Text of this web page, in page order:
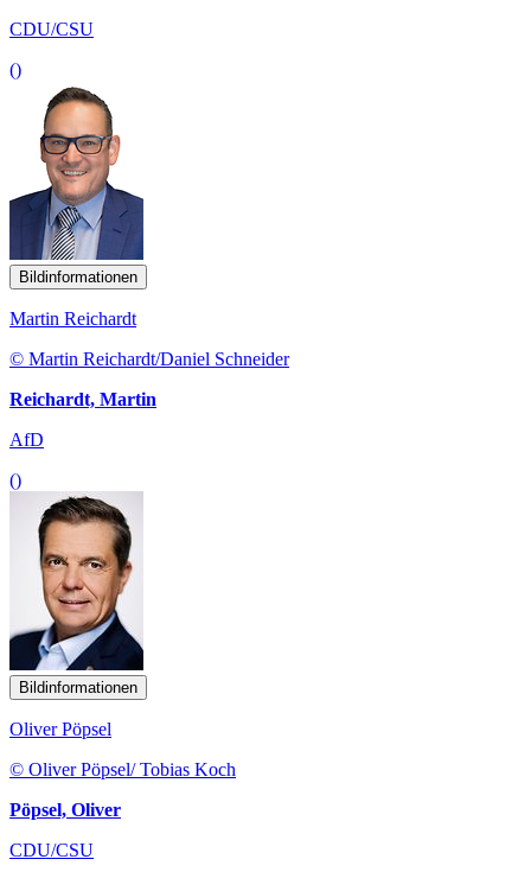
CDU/CSU
()
Bildinformationen
Martin Reichardt
© Martin Reichardt/Daniel Schneider
Reichardt, Martin
AfD
()
Bildinformationen
Oliver Pöpsel
© Oliver Pöpsel/ Tobias Koch
Pöpsel, Oliver
CDU/CSU